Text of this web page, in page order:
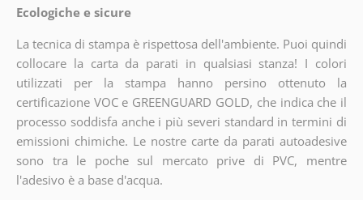
Ecologiche e sicure
La tecnica di stampa è rispettosa dell'ambiente. Puoi quindi
collocare la carta da parati in qualsiasi stanza! I colori
utilizzati per la stampa hanno persino ottenuto la
certificazione VOC e GREENGUARD GOLD, che indica che il
processo soddisfa anche i più severi standard in termini di
emissioni chimiche. Le nostre carte da parati autoadesive
sono tra le poche sul mercato prive di PVC, mentre
l'adesivo è a base d'acqua.